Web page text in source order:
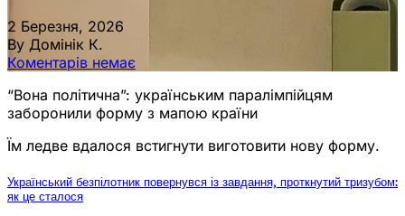
2 Березня, 2026
By Домінік К.
Коментарів немає
“Вона політична”: українським паралімпійцям
заборонили форму з мапою країни
Їм ледве вдалося встигнути виготовити нову форму.
Український безпілотник повернувся із завдання, проткнутий тризубом:
як це сталося